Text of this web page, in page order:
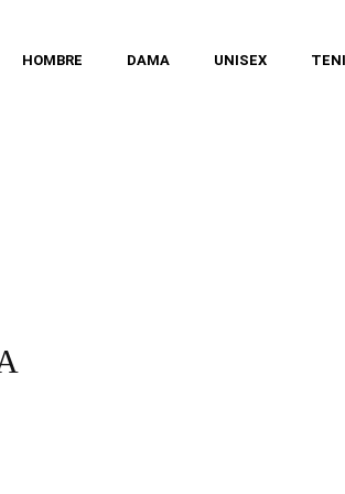
HOMBRE DAMA UNISEX